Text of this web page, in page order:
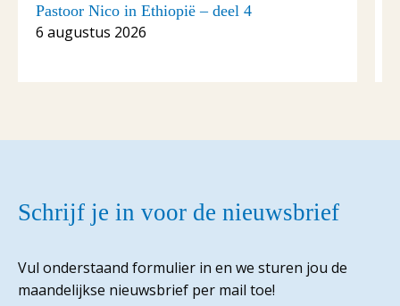
Pastoor Nico in Ethiopië – deel 4
6 augustus 2026
Schrijf je in voor de nieuwsbrief
Vul onderstaand formulier in en we sturen jou de
maandelijkse nieuwsbrief per mail toe!